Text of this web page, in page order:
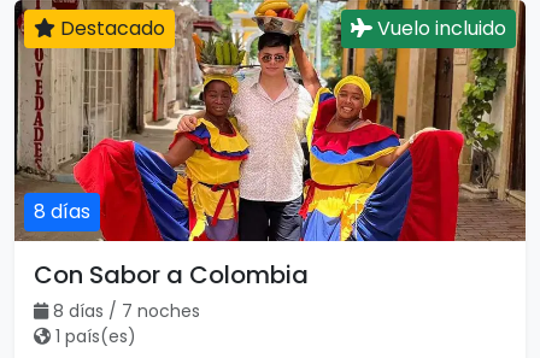
8 días
Destacado Vuelo incluido
Con Sabor a Colombia
8 días / 7 noches
1 país(es)